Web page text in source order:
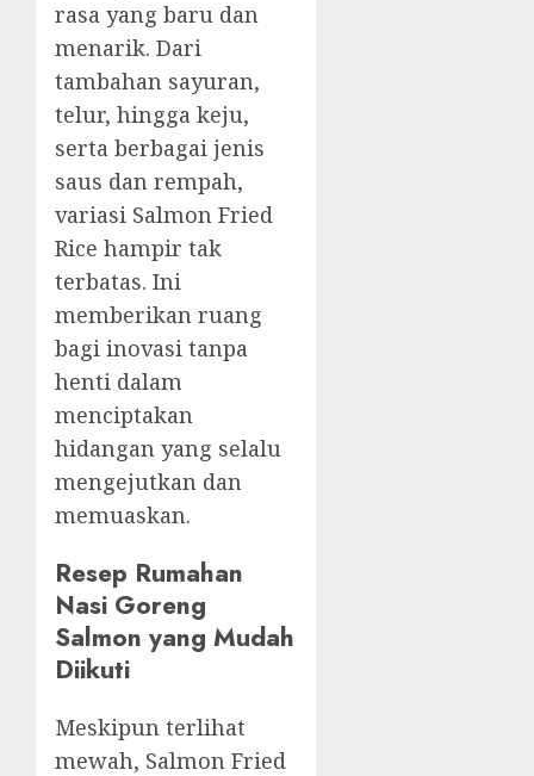
rasa yang baru dan
menarik. Dari
tambahan sayuran,
telur, hingga keju,
serta berbagai jenis
saus dan rempah,
variasi Salmon Fried
Rice hampir tak
terbatas. Ini
memberikan ruang
bagi inovasi tanpa
henti dalam
menciptakan
hidangan yang selalu
mengejutkan dan
memuaskan.
Resep Rumahan
Nasi Goreng
Salmon yang Mudah
Diikuti
Meskipun terlihat
mewah, Salmon Fried